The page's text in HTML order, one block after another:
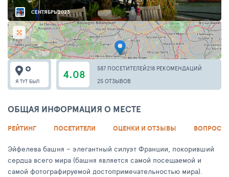
СЕНТЯБРЬ 2023
4.08 587 ПОСЕТИТЕЛЕЙ218 РЕКОМЕНДАЦИЙ
25 ОТЗЫВОВ
Я ТУТ БЫЛ
ОБЩАЯ ИНФОРМАЦИЯ О МЕСТЕ
РЕЙТИНГ ПОСЕТИТЕЛИ ОЦЕНКИ И ОТЗЫВЫ ВОПРОСЫ
Эйфелева башня – элегантный силуэт Франции, покоривший
сердца всего мира (башня является самой посещаемой и
самой фотографируемой достопримечательностью мира).